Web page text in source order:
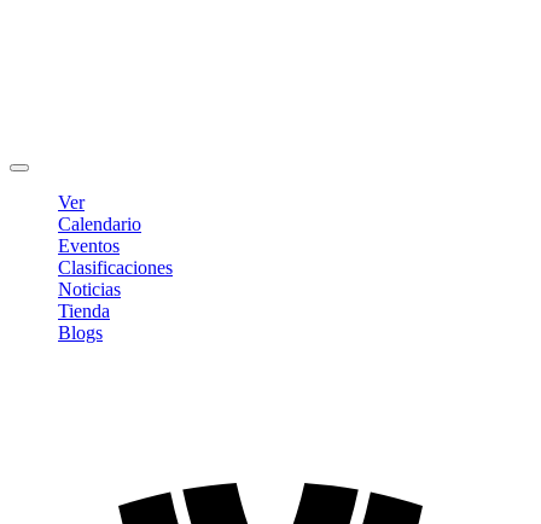
Ver
Calendario
Eventos
Clasificaciones
Noticias
Tienda
Blogs